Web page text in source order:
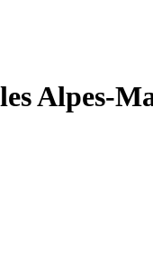
Alpes-